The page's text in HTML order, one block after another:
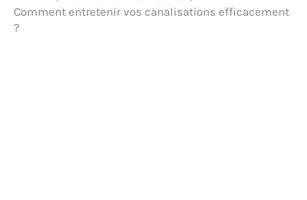
Comment entretenir vos canalisations efficacement
?